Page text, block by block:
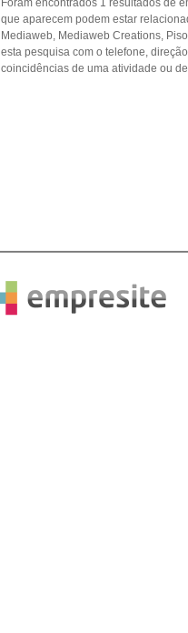
Foram encontrados 1 resultados de
que aparecem podem estar
Mediaweb, Mediaweb Creations,
esta pesquisa com o telefone,
coincidências de uma atividade ou